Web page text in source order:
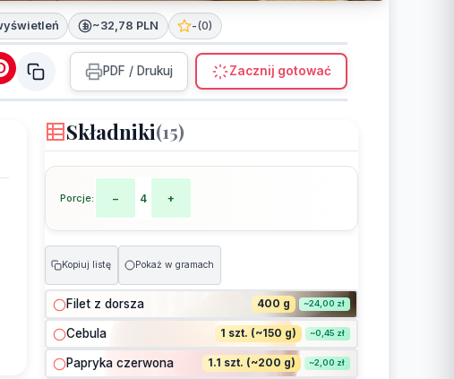
~32,78 PLN -(0)
PDF / Drukuj Zacznij gotować
Składniki(15)
Porcje: − 4 +
Kopiuj listę Pokaż w gramach
Filet z dorsza 400 g ~24,00 zł
Cebula 1 szt. (~150 g) ~0,45 zł
Papryka czerwona 1.1 szt. (~200 g) ~2,00 zł